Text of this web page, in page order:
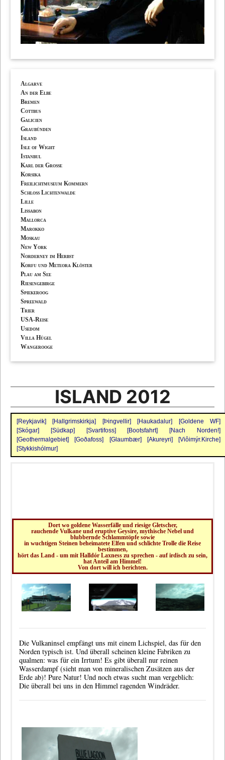
Algarve
An der Elbe
Bremen
Cottbus
Galicien
Graubünden
Island
Isle of Wight
Istanbul
Karl der Grosse
Korsika
Freilichtmuseum Kommern
Schloss Lichtenwalde
Lille
Lissabon
Mallorca
Marokko
Moskau
New York
Norderney im Herbst
Korfu und Meteora Klöster
Plau am See
Riesengebirge
Spiekeroog
Spreewald
Trier
USA-Reise
Usedom
Villa Hügel
Wangerooge
ISLAND 2012
[Reykjavik][Hallgrimskirkja] [Þingvellir] [Haukadalur]
[Goldene WF]
[Skógar] [Südkap] [Svartifoss][Bootsfahrt][Nach Norden!]
[Geothermalgebiet][Goðafoss] [Glaumbær] [Akureyri] [Viôimýr.Kirche]
[Stykkishólmur]
Dort wo goldene Wasserfälle und riesige Gletscher,
rauchende Vulkane und eruptive Geysire, mythische Nebel und
blubbernde Schlammtöpfe sowie
in wuchtigen Steinen beheimatete Elfen und schlichte Trolle die Reise
bestimmen,
hört das Land - um mit Halldór Laxness zu sprechen - auf irdisch zu sein,
hat Anteil am Himmel!
Von dort will ich berichten.
Die Vulkaninsel empfängt uns mit einem Lichspiel, das für den
Norden typisch ist. Und überall scheinen kleine Fabriken zu
qualmen: was für ein Irrtum! Es gibt überall nur reinen
Wasserdampf (sieht man von mineralischen Zusätzen aus der
Erde ab)! Pure Natur! Und noch etwas sucht man vergeblich:
Die überall bei uns in den Himmel ragenden Windräder.